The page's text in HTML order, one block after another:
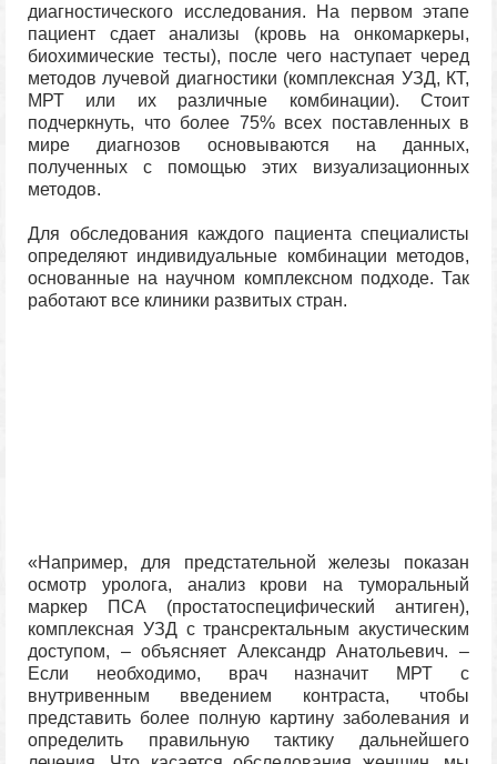
диагностического исследования. На первом этапе
пациент сдает анализы (кровь на онкомаркеры,
биохимические тесты), после чего наступает черед
методов лучевой диагностики (комплексная УЗД, КТ,
МРТ или их различные комбинации). Стоит
подчеркнуть, что более 75% всех поставленных в
мире диагнозов основываются на данных,
полученных с помощью этих визуализационных
методов.
Для обследования каждого пациента специалисты
определяют индивидуальные комбинации методов,
основанные на научном комплексном подходе. Так
работают все клиники развитых стран.
«Например, для предстательной железы показан
осмотр уролога, анализ крови на туморальный
маркер ПСА (простатоспецифический антиген),
комплексная УЗД с трансректальным акустическим
доступом, – объясняет Александр Анатольевич. –
Если необходимо, врач назначит МРТ с
внутривенным введением контраста, чтобы
представить более полную картину заболевания и
определить правильную тактику дальнейшего